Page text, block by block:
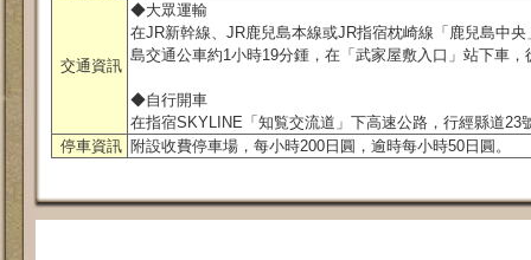
交通資訊
◆大眾運輸
在JR新幹線、JR鹿兒島本線或JR指宿枕崎線「鹿兒島中
島交通公車約1小時19分鍾，在「武家屋敷入口」站下車
◆自行開車
在指宿SKYLINE「知覧交流道」下高速公路，行經縣道23
停車資訊 附設收費停車場，每小時200日圓，逾時每小時50日圓。